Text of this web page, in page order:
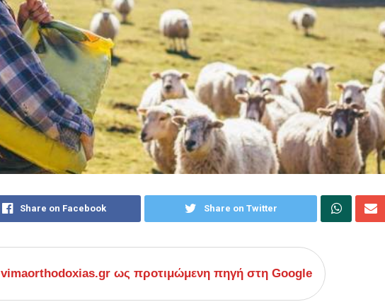
Share on Facebook Share on Twitter
vimaorthodoxias.gr ως προτιμώμενη πηγή στη Google